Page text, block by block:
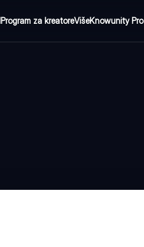
Program za kreatoreVišeKnowunity Pro